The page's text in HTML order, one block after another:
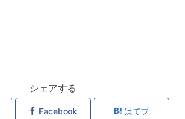
シェアする
Facebook はてブ